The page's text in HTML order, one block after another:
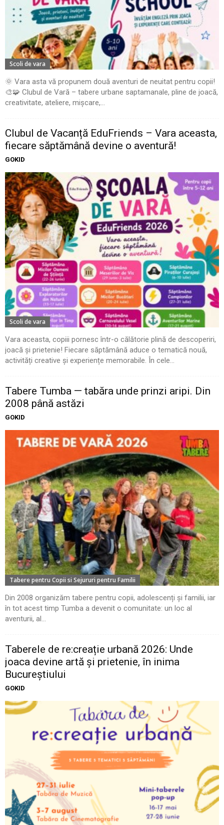
Scoli de vara
🌞 Vara asta vă propunem două aventuri de neuitat pentru copii!
🎨🧩 Clubul de Vară – tabere urbane saptamanale, pline de joacă,
creativitate, ateliere, mișcare,...
Clubul de Vacanță EduFriends – Vara aceasta,
fiecare săptămână devine o aventură!
GOKID
Scoli de vara
Vara aceasta, copiii pornesc într-o călătorie plină de descoperiri,
joacă și prietenie! Fiecare săptămână aduce o tematică nouă,
activități creative și experiențe memorabile. În cele...
Tabere Tumba — tabăra unde prinzi aripi. Din
2008 până astăzi
GOKID
Tabere pentru Copii si Sejururi pentru Familii
Din 2008 organizăm tabere pentru copii, adolescenți și familii, iar
în tot acest timp Tumba a devenit o comunitate: un loc al
aventurii, al...
Taberele de re:creație urbană 2026: Unde
joaca devine artă și prietenie, în inima
Bucureștiului
GOKID